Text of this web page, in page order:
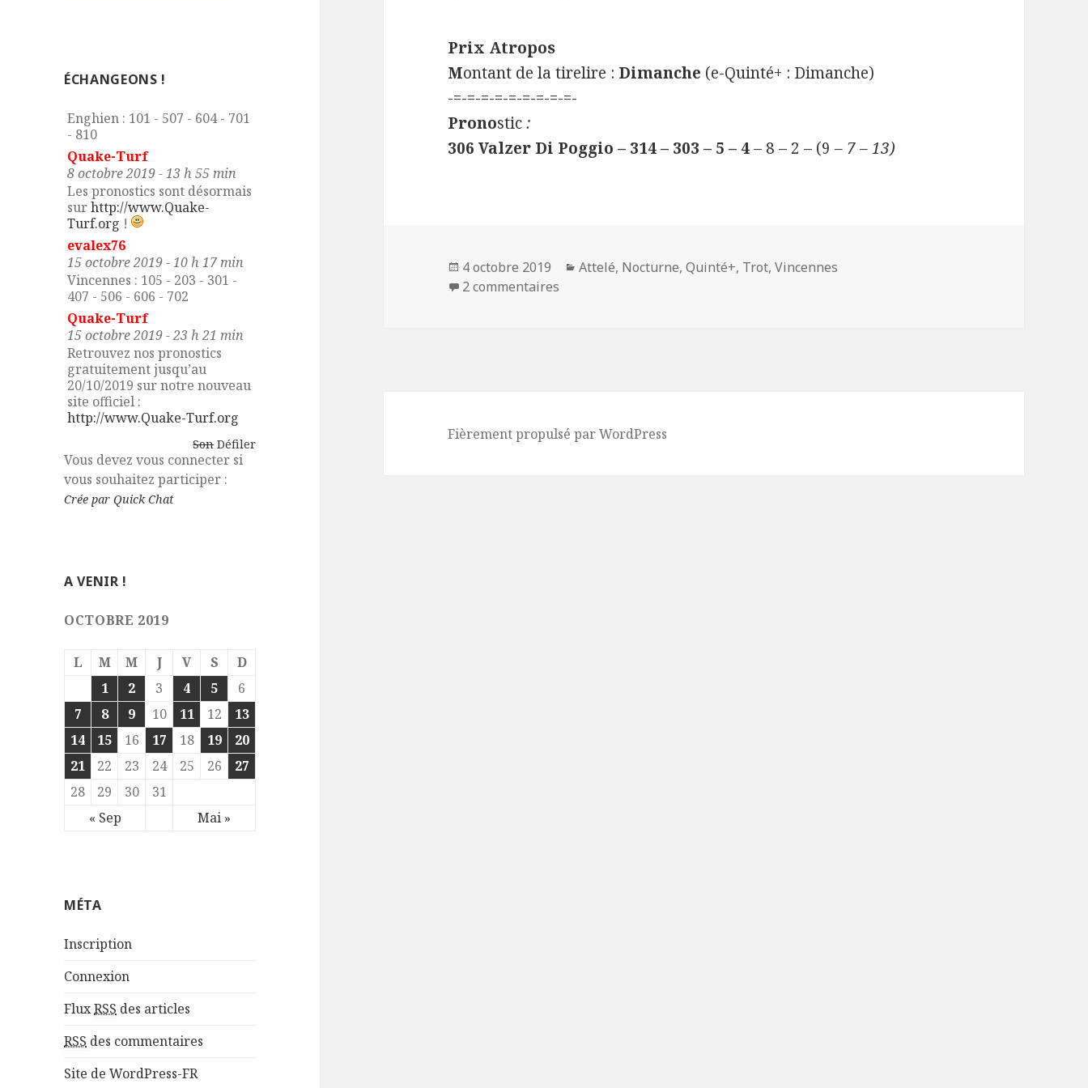
ÉCHANGEONS !
evalex76
Enghien : 101 - 507 - 604 - 701
- 810
Quake-Turf
8 octobre 2019 - 13 h 55 min
Les pronostics sont désormais
surhttp://www.Quake-
Turf.org !
evalex76
15 octobre 2019 - 10 h 17 min
Vincennes : 105 - 203 - 301 -
407 - 506 - 606 - 702
Quake-Turf
15 octobre 2019 - 23 h 21 min
Retrouvez nos pronostics
gratuitement jusqu’au
20/10/2019 sur notre nouveau
site officiel :
http://www.Quake-Turf.org
Défiler
Son
Vous devez vous connecter si
vous souhaitez participer :
Crée par Quick Chat
A VENIR !
OCTOBRE 2019
L M M J V S D
« Sep Mai »
1 2 3 4 5
6
7
8 9 10 11 12
13
14
15 16 17 18 19
20
21
22 23 24 25 26
27
28
29 30 31
MÉTA
Inscription
Connexion
FluxRSS des articles
RSS des commentaires
Site de WordPress-FR
Prix Atropos
Montant de la tirelire : Dimanche (e-Quinté+ : Dimanche)
-=-=-=-=-=-=-=-=-=-
Pronostic:
306 Valzer Di Poggio – 314 – 303 – 5 – 4– 8 – 2 – (9 – 7 – 13)
Publié
le
4 octobre 2019 Catégories
Attelé, Nocturne,Quinté+, Trot,Vincennes
2 commentaires
Fièrement propulsé par WordPress